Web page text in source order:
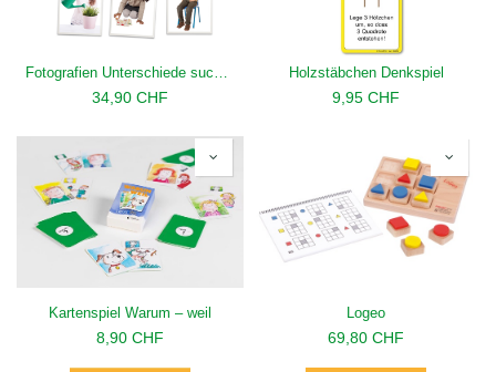
34,90 CHF
Holzstäbchen Denkspiel
9,95 CHF
Kartenspiel Warum – weil
8,90 CHF
Logeo
69,80 CHF